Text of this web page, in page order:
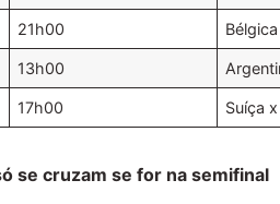
21h00
13h00
17h00 Suíça
se cruzam se for na semifinal